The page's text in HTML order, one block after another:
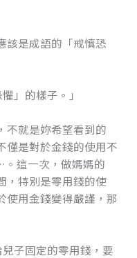
該是成語的「戒慎恐
」的樣子。」
不就是妳希望看到的
僅是對於金錢的使用不
這一次，做媽媽的
，特別是零用錢的使
使用金錢變得嚴謹，那
子固定的零用錢，要